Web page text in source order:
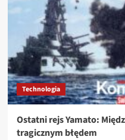
Technologia
Ostatni rejs Yamato:
tragicznym błędem